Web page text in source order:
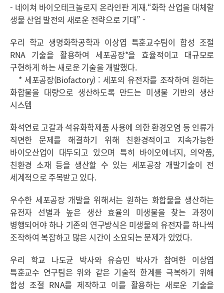
- 네이쳐 바이오테크놀로지 온라인판 게재.“화학 산업을 대체할
생물 산업 발전의 새로운 전략으로 기대” -
우리 학교 생명화학공학과 이상엽 특훈교수팀이 합성 조절
RNA 기술을 활용하여 세포공장*을 효율적이고 대규모로
구현하게 하는 새로운 기술을 개발했다.
* 세포공장(Biofactory) : 세포의 유전자를 조작하여 원하는
화합물을 대량으로 생산하도록 만드는 미생물 기반의 생산
시스템
화석연료 고갈과 석유화학제품 사용에 의한 환경오염 등 인류가
직면한 문제를 해결하기 위해 친환경적이고 지속가능한
바이오산업이 대두되고 있으며 특히 바이오에너지, 의약품,
친환경 소재 등을 생산할 수 있는 세포공장 개발기술이 전
세계적으로 주목받고 있다.
우수한 세포공장 개발을 위해서는 원하는 화합물을 생산하는
유전자 선별과 높은 생산 효율의 미생물을 찾는 과정이
병행되어야 하나 기존의 연구방식은 미생물의 유전자를 하나씩
조작하여 복잡하고 많은 시간이 소요되는 문제가 있었다.
우리 학교 나도균 박사와 유승민 박사가 참여한 이상엽
특훈교수 연구팀은 위와 같은 기술적 한계를 극복하기 위해
합성 조절 RNA를 제작하고 이를 활용하는 새로운 기술을